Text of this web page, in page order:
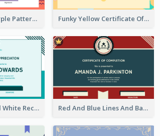
Orange And Purple Pattern Certificate Funky Yellow Certificate Of Singing Content Champion
Simple Blue And White Rectangle Certificate Red And Blue Lines And Badge Completion Certificate